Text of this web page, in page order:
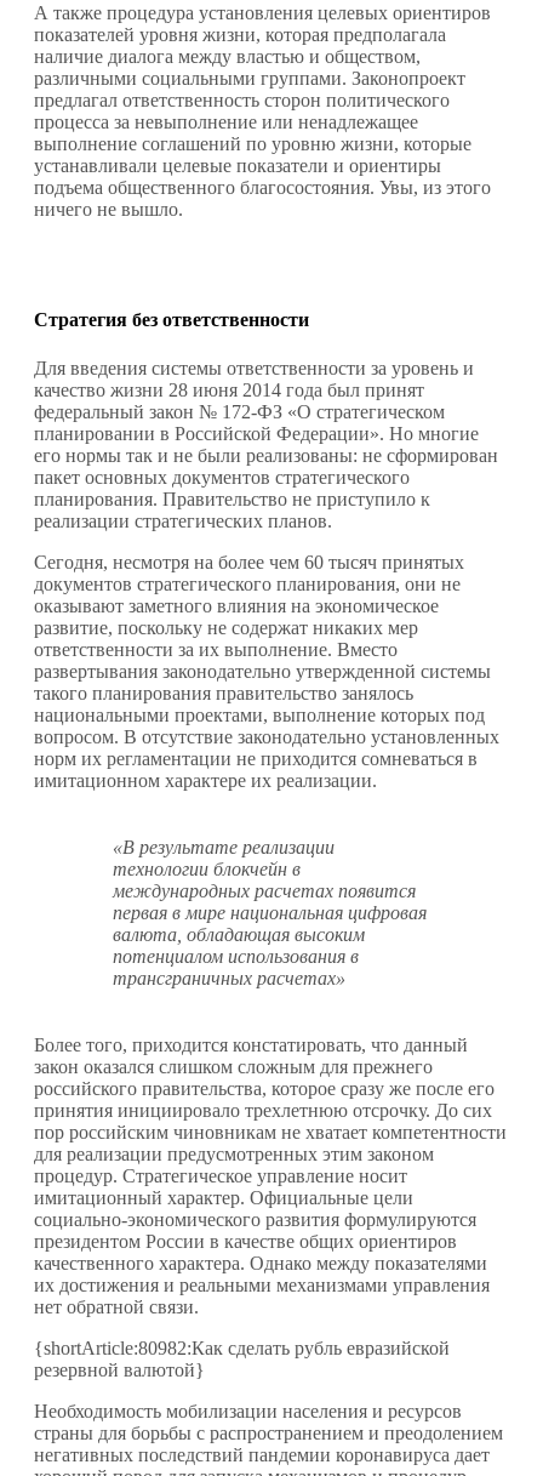
А также процедура установления целевых ориентиров
показателей уровня жизни, которая предполагала
наличие диалога между властью и обществом,
различными социальными группами. Законопроект
предлагал ответственность сторон политического
процесса за невыполнение или ненадлежащее
выполнение соглашений по уровню жизни, которые
устанавливали целевые показатели и ориентиры
подъема общественного благосостояния. Увы, из этого
ничего не вышло.
Стратегия без ответственности
Для введения системы ответственности за уровень и
качество жизни 28 июня 2014 года был принят
федеральный закон № 172-ФЗ «О стратегическом
планировании в Российской Федерации». Но многие
его нормы так и не были реализованы: не сформирован
пакет основных документов стратегического
планирования. Правительство не приступило к
реализации стратегических планов.
Сегодня, несмотря на более чем 60 тысяч принятых
документов стратегического планирования, они не
оказывают заметного влияния на экономическое
развитие, поскольку не содержат никаких мер
ответственности за их выполнение. Вместо
развертывания законодательно утвержденной системы
такого планирования правительство занялось
национальными проектами, выполнение которых под
вопросом. В отсутствие законодательно установленных
норм их регламентации не приходится сомневаться в
имитационном характере их реализации.
«В результате реализации
технологии блокчейн в
международных расчетах появится
первая в мире национальная цифровая
валюта, обладающая высоким
потенциалом использования в
трансграничных расчетах»
Более того, приходится констатировать, что данный
закон оказался слишком сложным для прежнего
российского правительства, которое сразу же после его
принятия инициировало трехлетнюю отсрочку. До сих
пор российским чиновникам не хватает компетентности
для реализации предусмотренных этим законом
процедур. Стратегическое управление носит
имитационный характер. Официальные цели
социально-экономического развития формулируются
президентом России в качестве общих ориентиров
качественного характера. Однако между показателями
их достижения и реальными механизмами управления
нет обратной связи.
{shortArticle:80982:Как сделать рубль евразийской
резервной валютой}
Необходимость мобилизации населения и ресурсов
страны для борьбы с распространением и преодолением
негативных последствий пандемии коронавируса дает